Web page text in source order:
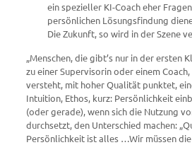
ein spezieller KI-Coach eher
persönlichen Lösungsfindung
Die Zukunft, so wird in der Szene
„Menschen, die gibt’s nur in der ersten
zu einer Supervisorin oder einem
versteht, mit hoher Qualität punktet,
Intuition, Ethos, kurz: Persönlichkeit
(oder gerade), wenn sich die Nutzung
durchsetzt, den Unterschied machen:
Persönlichkeit ist alles …Wir müssen